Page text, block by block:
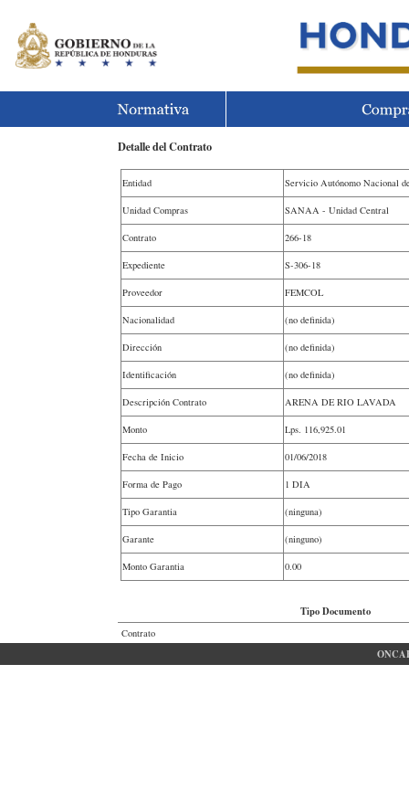
Detalle del Contrato
Entidad Servicio Autónomo Nacional
Unidad Compras SANAA - Unidad Central
Contrato 266-18
Expediente S-306-18
Proveedor FEMCOL
Nacionalidad (no definida)
Dirección (no definida)
Identificación (no definida)
Descripción Contrato ARENA DE RIO LAVADA
Monto Lps. 116,925.01
Fecha de Inicio 01/06/2018
Forma de Pago 1 DIA
Tipo Garantia (ninguna)
Garante (ninguno)
Monto Garantia 0.00
Tipo Documento
Contrato